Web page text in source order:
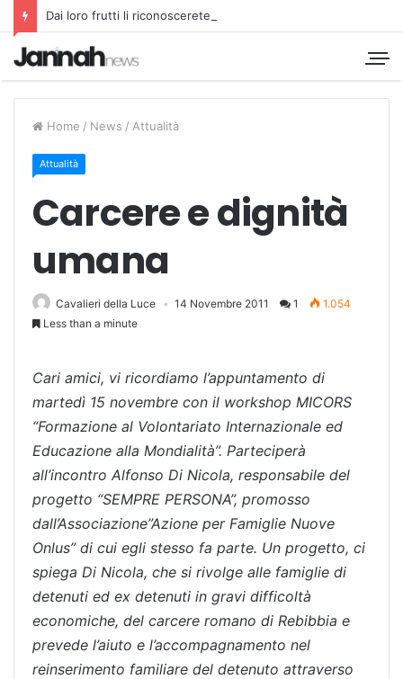
Dai loro frutti li riconoscerete
Home / News / Attualità
Attualità
Carcere e dignità
umana
Cavalieri della Luce 14 Novembre 2011 1
1.054
Less than a minute
Cari amici, vi ricordiamo l’appuntamento di
martedì 15 novembre con il workshop MICORS
“Formazione al Volontariato Internazionale ed
Educazione alla Mondialità”. Parteciperà
all’incontro Alfonso Di Nicola, responsabile del
progetto “SEMPRE PERSONA”, promosso
dall’Associazione”Azione per Famiglie Nuove
Onlus” di cui egli stesso fa parte. Un progetto, ci
spiega Di Nicola, che si rivolge alle famiglie di
detenuti ed ex detenuti in gravi difficoltà
economiche, del carcere romano di Rebibbia e
prevede l’aiuto e l’accompagnamento nel
reinserimento familiare del detenuto attraverso